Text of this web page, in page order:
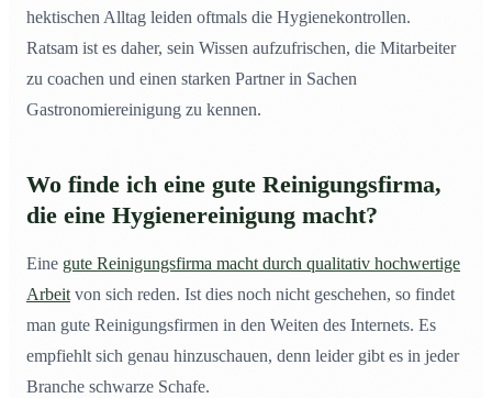
hektischen Alltag leiden oftmals die Hygienekontrollen.
Ratsam ist es daher, sein Wissen aufzufrischen, die Mitarbeiter
zu coachen und einen starken Partner in Sachen
Gastronomiereinigung zu kennen.
Wo finde ich eine gute Reinigungsfirma,
die eine Hygienereinigung macht?
Eine gute Reinigungsfirma macht durch qualitativ hochwertige
Arbeit von sich reden. Ist dies noch nicht geschehen, so findet
man gute Reinigungsfirmen in den Weiten des Internets. Es
empfiehlt sich genau hinzuschauen, denn leider gibt es in jeder
Branche schwarze Schafe.